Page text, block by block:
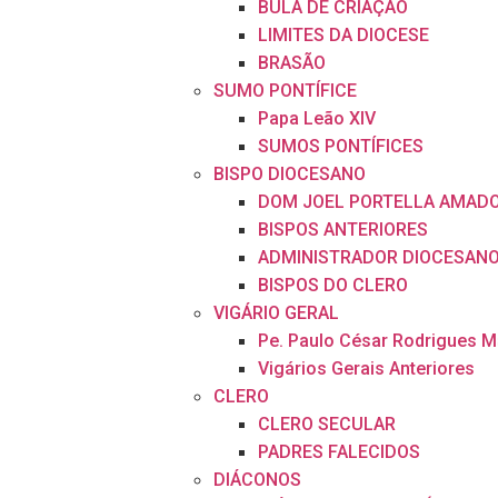
BULA DE CRIAÇÃO
LIMITES DA DIOCESE
BRASÃO
SUMO PONTÍFICE
Papa Leão XIV
SUMOS PONTÍFICES
BISPO DIOCESANO
DOM JOEL PORTELLA
BISPOS ANTERIORES
ADMINISTRADOR DIOCESANO
BISPOS DO CLERO
VIGÁRIO GERAL
Pe. Paulo César Rodrigues
Vigários Gerais Anteriores
CLERO
CLERO SECULAR
PADRES FALECIDOS
DIÁCONOS